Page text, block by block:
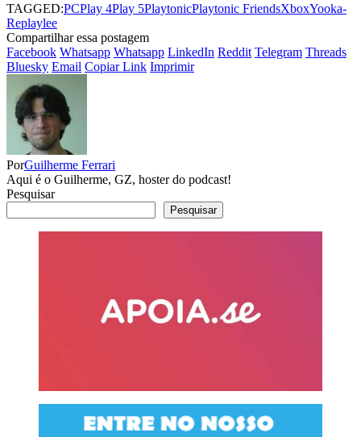
TAGGED:PCPlay 4Play 5PlaytonicPlaytonic FriendsXboxYooka-
Replaylee
Compartilhar essa postagem
Facebook Whatsapp Whatsapp LinkedIn Reddit Telegram Threads
Bluesky Email Copiar Link Imprimir
PorGuilherme Ferrari
Aqui é o Guilherme, GZ, hoster do podcast!
Pesquisar
Pesquisar